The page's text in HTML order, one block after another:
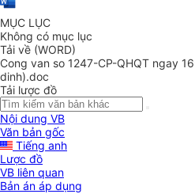
MỤC LỤC
Không có mục lục
Tải về (WORD)
Cong van so 1247-CP-QHQT ngay
dinh).doc
Tải lược đồ
Nội dung VB
Văn bản gốc
Tiếng anh
Lược đồ
VB liên quan
Bản án áp dụng